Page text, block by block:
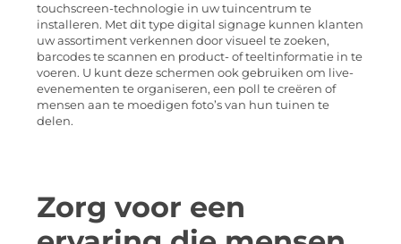
touchscreen-technologie in uw tuincentrum te
installeren. Met dit type digital signage kunnen klanten
uw assortiment verkennen door visueel te zoeken,
barcodes te scannen en product- of teeltinformatie in te
voeren. U kunt deze schermen ook gebruiken om live-
evenementen te organiseren, een poll te creëren of
mensen aan te moedigen foto’s van hun tuinen te
delen.
Zorg voor een